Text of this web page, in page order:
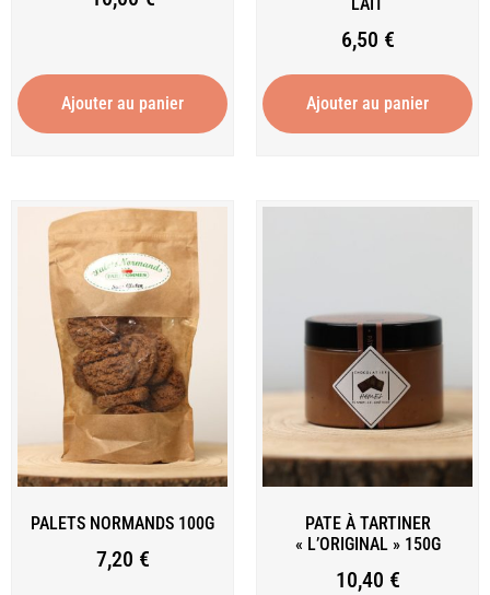
Ajouter au panier
LAIT
6,50 €
Ajouter au panier
PALETS NORMANDS 100G
7,20 €
PATE À TARTINER
« L’ORIGINAL » 150G
10,40 €